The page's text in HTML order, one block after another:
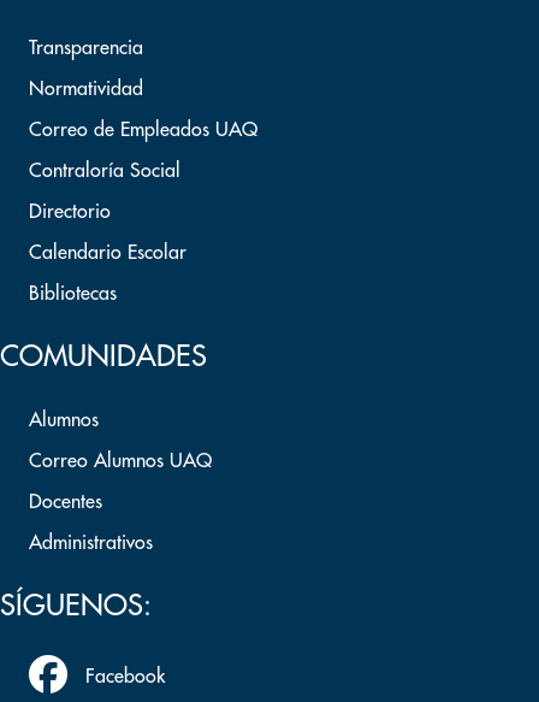
Transparencia
Normatividad
Correo de Empleados UAQ
Contraloría Social
Directorio
Calendario Escolar
Bibliotecas
COMUNIDADES
Alumnos
Correo Alumnos UAQ
Docentes
Administrativos
SÍGUENOS:
Facebook